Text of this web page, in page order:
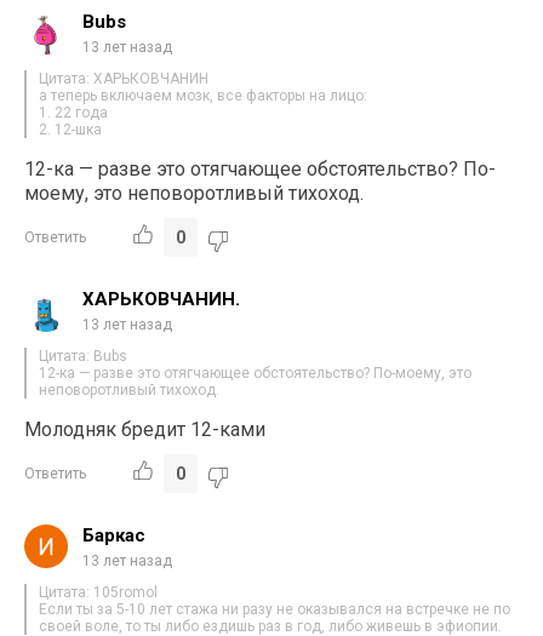
Bubs
13 лет назад
Цитата: ХАРЬКОВЧАНИН
а теперь включаем мозк, все факторы на лицо:
1. 22 года
2. 12-шка
12-ка — разве это отягчающее обстоятельство? По-
моему, это неповоротливый тихоход.
Ответить 0
ХАРЬКОВЧАНИН.
13 лет назад
Цитата: Bubs
12-ка — разве это отягчающее обстоятельство? По-моему, это
неповоротливый тихоход.
Молодняк бредит 12-ками
Ответить 0
Баркас
13 лет назад
Цитата: 105romol
Если ты за 5-10 лет стажа ни разу не оказывался на встречке не по
своей воле, то ты либо ездишь раз в год, либо живешь в эфиопии.